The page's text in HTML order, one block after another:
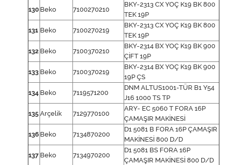
130 Beko 7100270210
BKY-2313 CX YOÇ K19 BK 800
TEK 19P
131 Beko 7100270219
BKY-2313 CX YOÇ K19 BK 800
TEK 19P
132 Beko 7100370210
BKY-2314 BX YOÇ K19 BK 900
ÇİFT 19P
133 Beko 7100370219
BKY-2314 BX YOÇ K19 BK 900
19P ÇS
134 Beko 7119571200
DNM ALTUS1001-TÜR B1 Y54
J16 1000 TS TP
135 Arçelik 7129770100
ARY- EC 5060 T FORA 16P
ÇAMAŞIR MAKİNESİ
136 Beko 7134870200
D1 5081 B FORA 16P ÇAMAŞIR
MAKİNESİ 800 D/D
137 Beko 7134970200
D1 5081 BS FORA 16P
ÇAMAŞIR MAKİNESİ 800 D/D